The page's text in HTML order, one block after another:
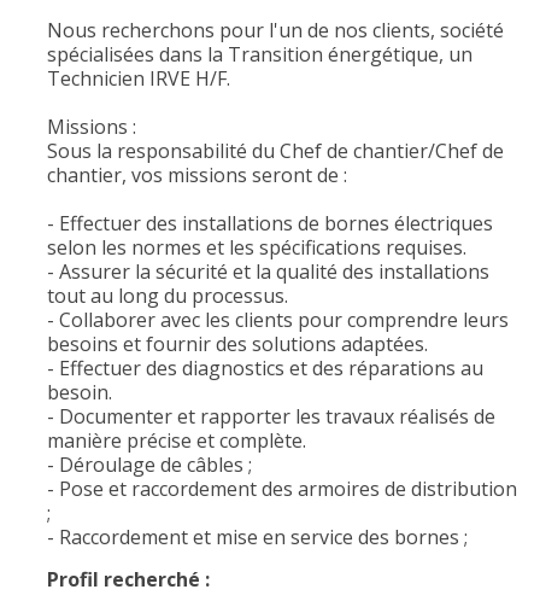
Nous recherchons pour l'un de nos clients, société
spécialisées dans la Transition énergétique, un
Technicien IRVE H/F.
Missions :
Sous la responsabilité du Chef de chantier/Chef de
chantier, vos missions seront de :
- Effectuer des installations de bornes électriques
selon les normes et les spécifications requises.
- Assurer la sécurité et la qualité des installations
tout au long du processus.
- Collaborer avec les clients pour comprendre leurs
besoins et fournir des solutions adaptées.
- Effectuer des diagnostics et des réparations au
besoin.
- Documenter et rapporter les travaux réalisés de
manière précise et complète.
- Déroulage de câbles ;
- Pose et raccordement des armoires de distribution
;
- Raccordement et mise en service des bornes ;
Profil recherché :